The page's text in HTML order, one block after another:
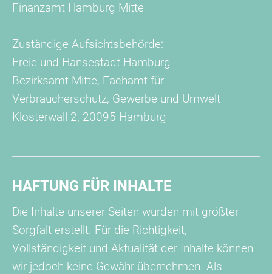
Finanzamt Hamburg Mitte
Zuständige Aufsichtsbehörde:
Freie und Hansestadt Hamburg
Bezirksamt Mitte, Fachamt für
Verbraucherschutz, Gewerbe und Umwelt
Klosterwall 2, 20095 Hamburg
HAFTUNG FÜR INHALTE
Die Inhalte unserer Seiten wurden mit größter
Sorgfalt erstellt. Für die Richtigkeit,
Vollständigkeit und Aktualität der Inhalte können
wir jedoch keine Gewähr übernehmen. Als